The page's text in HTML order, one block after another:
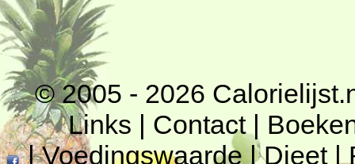
© 2005 - 2026
Links | Contact|
|Voedingswaarde|Dieet|